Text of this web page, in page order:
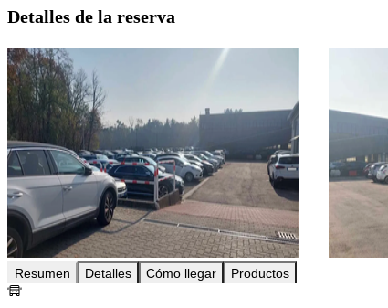
Detalles de la reserva
Resumen Detalles Cómo llegar Productos